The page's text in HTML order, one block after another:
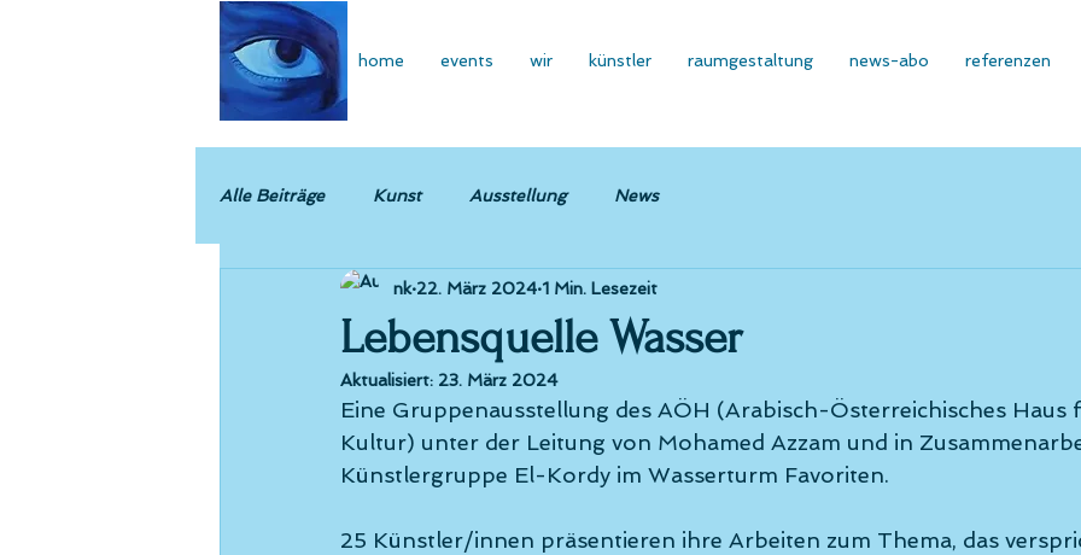
home events wir künstler raumgestaltung news-abo referenzen
Alle Beiträge Kunst Ausstellung News
Lebensquelle Wasser
nk 22. März 2024 1 Min. Lesezeit
Aktualisiert: 23. März 2024
Eine Gruppenausstellung des AÖH (Arabisch-Österreichisches
Kultur) unter der Leitung von Mohamed Azzam und in
Künstlergruppe El-Kordy im Wasserturm Favoriten.
25 Künstler/innen präsentieren ihre Arbeiten zum Thema, das